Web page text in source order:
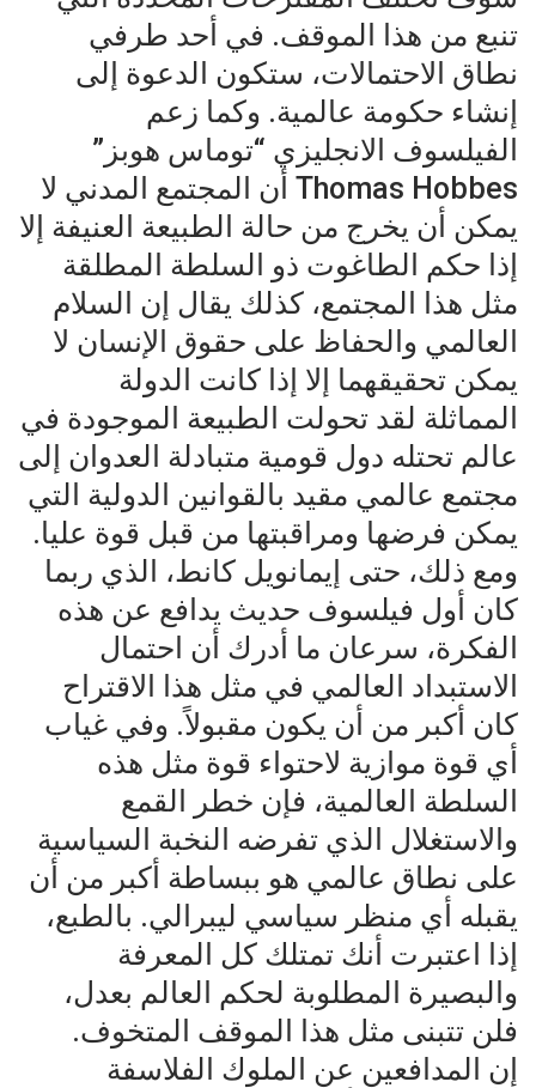
تنبع من هذا الموقف. في أحد طرفي
نطاق الاحتمالات، ستكون الدعوة إلى
إنشاء حكومة عالمية. وكما زعم
الفيلسوف الانجليزي “توماس هوبز”
Thomas Hobbes أن المجتمع المدني لا
يمكن أن يخرج من حالة الطبيعة العنيفة إلا
إذا حكم الطاغوت ذو السلطة المطلقة
مثل هذا المجتمع، كذلك يقال إن السلام
العالمي والحفاظ على حقوق الإنسان لا
يمكن تحقيقهما إلا إذا كانت الدولة
المماثلة لقد تحولت الطبيعة الموجودة في
عالم تحتله دول قومية متبادلة العدوان إلى
مجتمع عالمي مقيد بالقوانين الدولية التي
يمكن فرضها ومراقبتها من قبل قوة عليا.
ومع ذلك، حتى إيمانويل كانط، الذي ربما
كان أول فيلسوف حديث يدافع عن هذه
الفكرة، سرعان ما أدرك أن احتمال
الاستبداد العالمي في مثل هذا الاقتراح
كان أكبر من أن يكون مقبولاً. وفي غياب
أي قوة موازية لاحتواء قوة مثل هذه
السلطة العالمية، فإن خطر القمع
والاستغلال الذي تفرضه النخبة السياسية
على نطاق عالمي هو ببساطة أكبر من أن
يقبله أي منظر سياسي ليبرالي. بالطبع،
إذا اعتبرت أنك تمتلك كل المعرفة
والبصيرة المطلوبة لحكم العالم بعدل،
فلن تتبنى مثل هذا الموقف المتخوف.
إن المدافعين عن الملوك الفلاسفة